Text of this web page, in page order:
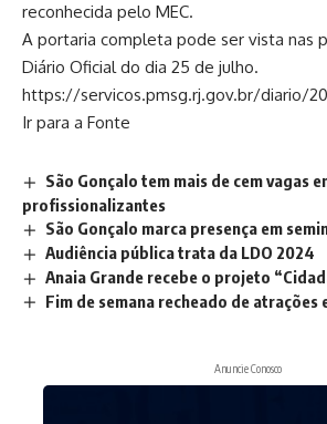
reconhecida pelo MEC.
A portaria completa pode ser vista nas
Diário Oficial do dia 25 de julho.
https://servicos.pmsg.rj.gov.br/diario/
Ir para a Fonte
São Gonçalo tem mais de cem vagas
profissionalizantes
São Gonçalo marca presença em
Audiência pública trata da LDO 2024
Anaia Grande recebe o projeto
Fim de semana recheado de atrações
Anuncie Conosco